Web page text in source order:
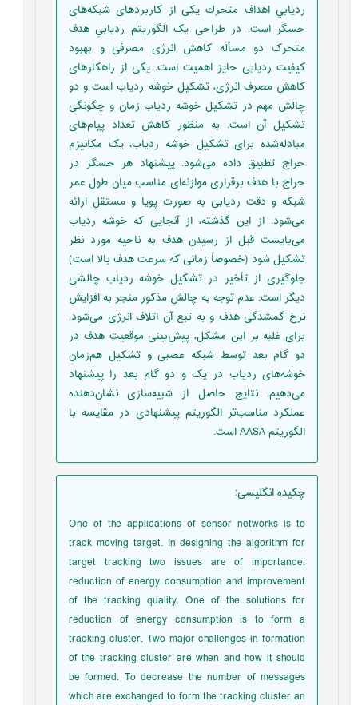
رديابي اهداف متحرك یکی از کاربردهای شبكه‌های
حسگر است. در طراحی یک الگوریتم ردیابیِ هدف
متحرک دو مسأله کاهش انرژی مصرفی و بهبود
کیفیت ردیابی حایز اهمیت است. یکی از راهکارهای
کاهش مصرف انرژی، تشکیل خوشه ردیاب است و دو
چالش مهم در تشکیل خوشه ردیاب زمان و چگونگی
تشکیل آن است. به منظور کاهش تعداد پیام‌های
مبادله‌شده برای تشکیل خوشه ردیاب، یک مکانیزم
حراج تطبیق داده می‌شود. پیشنهاد هر حسگر در
حراج با هدف برقراری موازنه‌ای مناسب میان طول عمر
شبکه و دقت ردیابی به صورت پویا و مستقل ارائه
می‌شود. از این گذشته، از آنجایی که خوشه ردیاب
می‌بایست قبل از رسیدن هدف به ناحیه مورد نظر
تشکیل شود (خصوصاً زمانی که سرعت هدف بالا است)
جلوگیری از تأخیر در تشکیل خوشه ردیاب چالشی
دیگر است. عدم توجه به چالش مذکور منجر به افزایش
نرخ گمشدگی هدف و به تبع آن اتلاف انرژی می‌شود.
برای غلبه بر این مشکل، پیش‌بینی موقعیت هدف در
دو گام بعد توسط شبکه عصبی و تشکیل هم‌زمان
خوشه‌های ردیاب در یک و دو گام بعد را پیشنهاد
می‌دهیم. نتایج حاصل از شبیه‌سازی نشان‌دهنده
عملکرد مناسب‌تر الگوریتم پیشنهادی در مقایسه با
الگوریتم AASA است.
چکیده انگلیسی:
One of the applications of sensor networks is to
track moving target. In designing the algorithm for
target tracking two issues are of importance:
reduction of energy consumption and improvement
of the tracking quality. One of the solutions for
reduction of energy consumption is to form a
tracking cluster. Two major challenges in formation
of the tracking cluster are when and how it should
be formed. To decrease the number of messages
which are exchanged to form the tracking cluster an